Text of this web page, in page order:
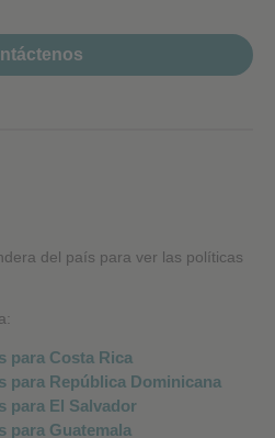
del país para ver las políticas